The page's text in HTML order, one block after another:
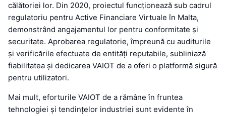
călătoriei lor. Din 2020, proiectul funcționează sub cadrul
regulatoriu pentru Active Financiare Virtuale în Malta,
demonstrând angajamentul lor pentru conformitate și
securitate. Aprobarea regulatorie, împreună cu auditurile
și verificările efectuate de entități reputabile, subliniază
fiabilitatea și dedicarea VAIOT de a oferi o platformă sigură
pentru utilizatori.
Mai mult, eforturile VAIOT de a rămâne în fruntea
tehnologiei și tendințelor industriei sunt evidente în